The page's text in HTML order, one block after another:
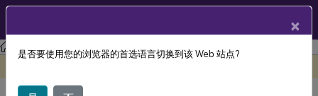
Session Recording Session Recording 2104
故障排除
×
是否要使用您的浏览器的首选语言切换到该 Web 站点?